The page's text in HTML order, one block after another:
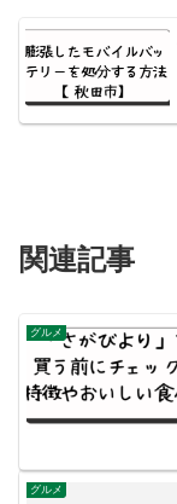
関連記事
グルメ
グルメ